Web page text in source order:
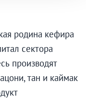
родина кефира
сектора
производят
тан и каймак